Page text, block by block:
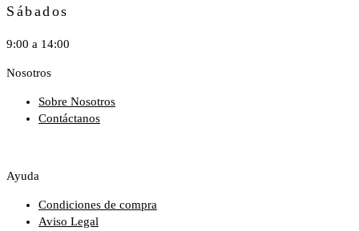
Sábados
9:00 a 14:00
Nosotros
Sobre Nosotros
Contáctanos
Ayuda
Condiciones de compra
Aviso Legal